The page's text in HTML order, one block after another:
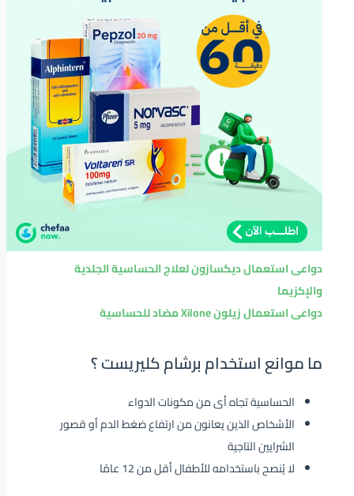
دواعى استعمال ديكسازون لعلاج الحساسية الجلدية
والإكزيما
دواعى استعمال زيلون Xilone مضاد للحساسية
ما موانع استخدام برشام كليريست ؟
الحساسية تجاه أى من مكونات الدواء
الأشخاص الذين يعانون من ارتفاع ضغط الدم أو قصور
الشرايين التاجية
لا يُنصح باستخدامه للأطفال أقل من 12 عامًا